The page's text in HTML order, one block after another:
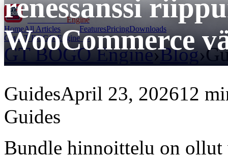
GT BOGOEngine
HomeAll Articles FeaturesPricingDownloads
Get GT BOGO Engine →
GT BOGO Engine›Blog›
renessanssi
WooCommerce
GuidesApril 23, 202612
Guides
Bundle hinnoittelu on ollut